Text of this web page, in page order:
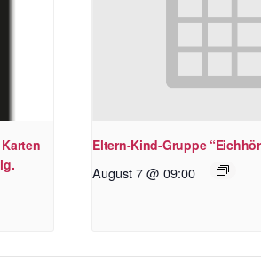
Eltern-Kind-Gruppe
August 7 @ 09:00